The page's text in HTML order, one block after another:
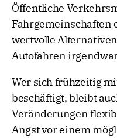
Öffentliche
Fahrgemeinschaften
wertvolle
Autofahren
Wer sich frühzeitig
beschäftigt, bleibt
Veränderungen
Angst vor einem